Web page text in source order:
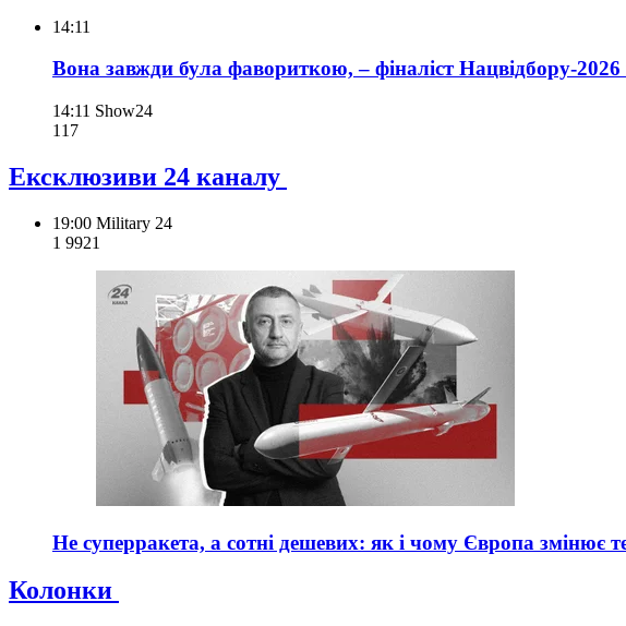
14:11
Вона завжди була фавориткою, – фіналіст Нацвідбору-
14:11 Show24
117
Ексклюзиви 24 каналу
19:00 Military 24
1 9921
Не суперракета, а сотні дешевих: як і чому Європа змінює
Колонки